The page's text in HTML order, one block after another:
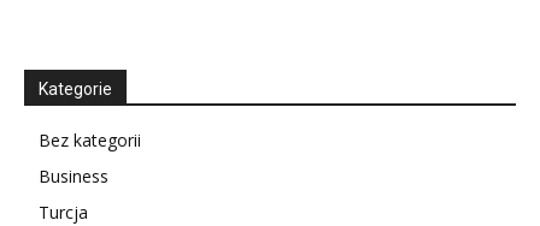
Kategorie
Bez kategorii
Business
Turcja